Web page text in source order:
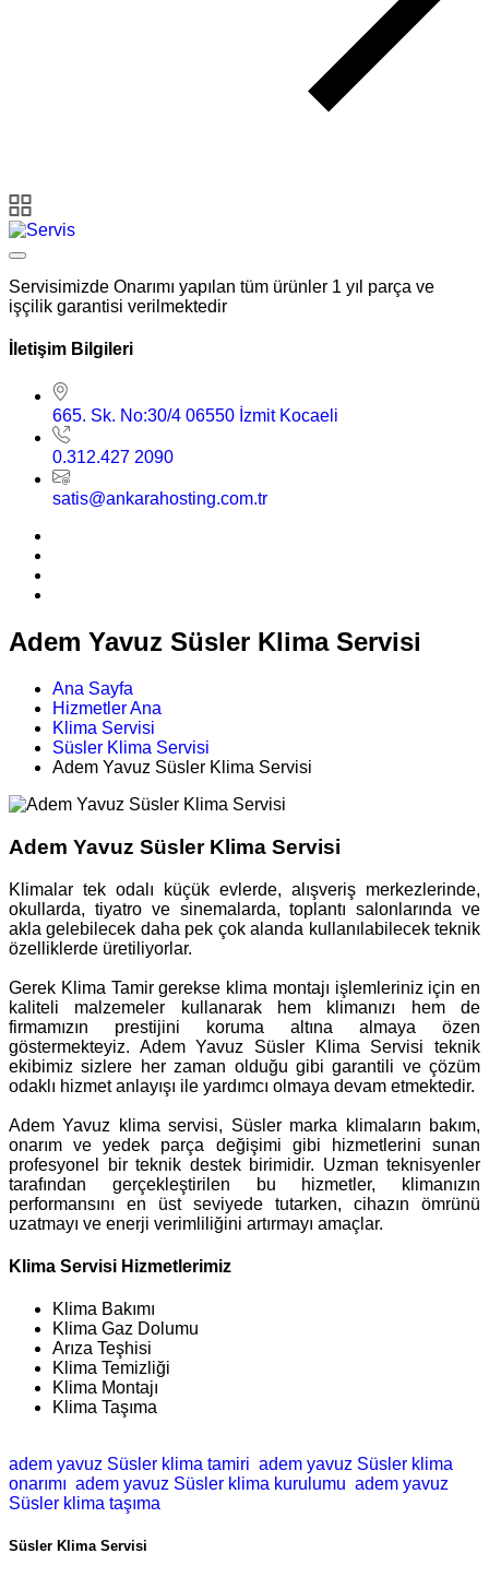
Servisimizde Onarımı yapılan tüm ürünler 1 yıl parça ve
işçilik garantisi verilmektedir
İletişim Bilgileri
665. Sk. No:30/4 06550 İzmit Kocaeli
0.312.427 2090
satis@ankarahosting.com.tr
Adem Yavuz Süsler Klima Servisi
Ana Sayfa
Hizmetler Ana
Klima Servisi
Süsler Klima Servisi
Adem Yavuz Süsler Klima Servisi
Adem Yavuz Süsler Klima Servisi
Klimalar tek odalı küçük evlerde, alışveriş merkezlerinde,
okullarda, tiyatro ve sinemalarda, toplantı salonlarında ve
akla gelebilecek daha pek çok alanda kullanılabilecek teknik
özelliklerde üretiliyorlar.
Gerek Klima Tamir gerekse klima montajı işlemleriniz için en
kaliteli malzemeler kullanarak hem klimanızı hem de
firmamızın prestijini koruma altına almaya özen
göstermekteyiz. Adem Yavuz Süsler Klima Servisi teknik
ekibimiz sizlere her zaman olduğu gibi garantili ve çözüm
odaklı hizmet anlayışı ile yardımcı olmaya devam etmektedir.
Adem Yavuz klima servisi, Süsler marka klimaların bakım,
onarım ve yedek parça değişimi gibi hizmetlerini sunan
profesyonel bir teknik destek birimidir. Uzman teknisyenler
tarafından gerçekleştirilen bu hizmetler, klimanızın
performansını en üst seviyede tutarken, cihazın ömrünü
uzatmayı ve enerji verimliliğini artırmayı amaçlar.
Klima Servisi Hizmetlerimiz
Klima Bakımı
Klima Gaz Dolumu
Arıza Teşhisi
Klima Temizliği
Klima Montajı
Klima Taşıma
adem yavuz Süsler klima tamiri adem yavuz Süsler klima
onarımı adem yavuz Süsler klima kurulumu adem yavuz
Süsler klima taşıma
Süsler Klima Servisi